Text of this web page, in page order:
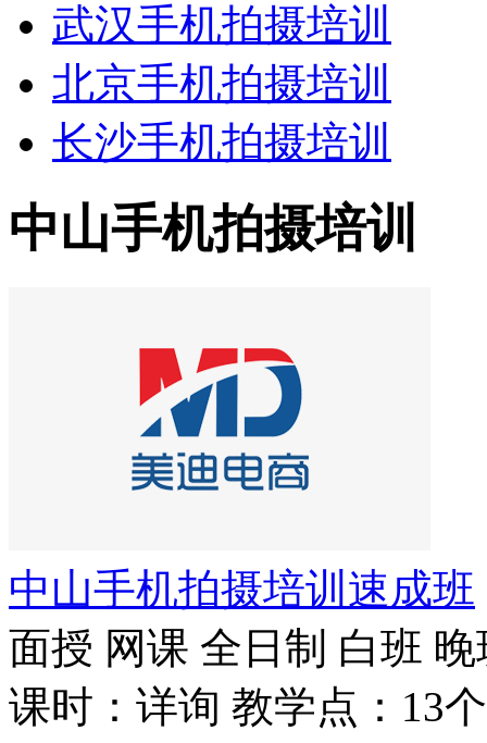
武汉手机拍摄培训
北京手机拍摄培训
长沙手机拍摄培训
中山手机拍摄培训
中山手机拍摄培训速成班
面授 网课 全日制 白班 晚
课时：详询 教学点：13个